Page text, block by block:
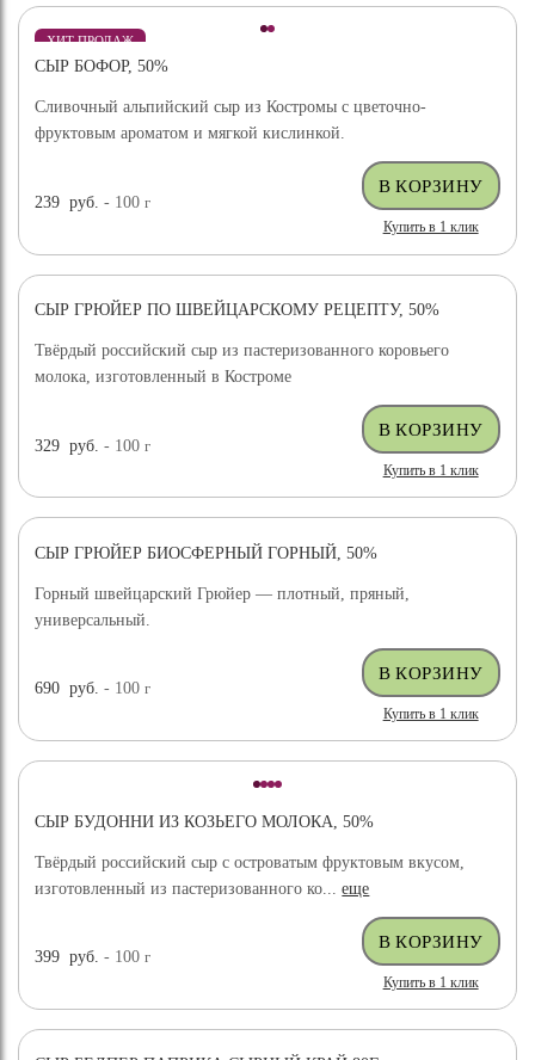
ХИТ ПРОДАЖ
СЫР БОФОР, 50%
Сливочный альпийский сыр из Костромы с цветочно-
фруктовым ароматом и мягкой кислинкой.
239 руб. - 100г
Купить в 1 клик
ХИТ ПРОДАЖ
СЫР ГРЮЙЕР ПО ШВЕЙЦАРСКОМУ РЕЦЕПТУ, 50%
Твёрдый российский сыр из пастеризованного коровьего
молока, изготовленный в Костроме
329 руб. - 100г
Купить в 1 клик
СЫР ГРЮЙЕР БИОСФЕРНЫЙ ГОРНЫЙ, 50%
Горный швейцарский Грюйер — плотный, пряный,
универсальный.
690 руб. - 100г
Купить в 1 клик
СЫР БУДОННИ ИЗ КОЗЬЕГО МОЛОКА, 50%
Твёрдый российский сыр с островатым фруктовым вкусом,
изготовленный из пастеризованного ко...еще
399 руб. - 100г
Купить в 1 клик